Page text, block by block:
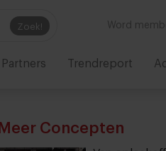
Zoek! Word
Partners Trendreport
Meer Concepten